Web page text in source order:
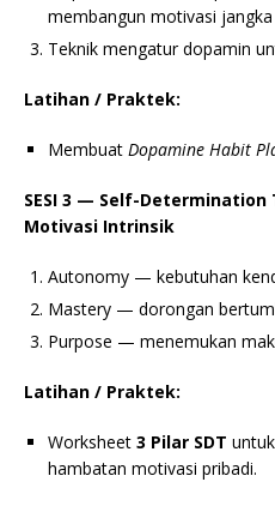
membangun motivasi
Teknik mengatur dopamin
Latihan / Praktek:
Membuat Dopamine Habit
SESI 3 — Self-Determination
Motivasi Intrinsik
Autonomy — kebutuhan
Mastery — dorongan
Purpose — menemukan
Latihan / Praktek:
Worksheet 3 Pilar SDT
hambatan motivasi pribadi.